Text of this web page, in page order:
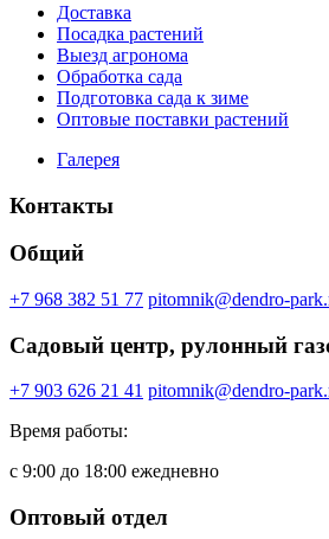
Доставка
Посадка растений
Выезд агронома
Обработка сада
Подготовка сада к зиме
Оптовые поставки растений
Галерея
Контакты
Общий
+7 968 382 51 77 pitomnik@dendro-
Садовый центр, рулонный
+7 903 626 21 41 pitomnik@dendro-
Время работы:
с 9:00 до 18:00 ежедневно
Оптовый отдел